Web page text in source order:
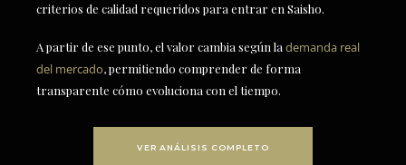
criterios de calidad requeridos para entrar en Saisho.
A partir de ese punto, el valor cambia según la demanda real
del mercado, permitiendo comprender de forma
transparente cómo evoluciona con el tiempo.
VER ANÁLISIS COMPLETO